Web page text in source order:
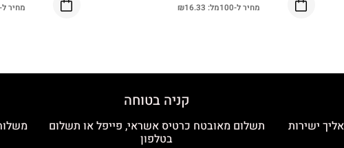
מחיר ל-100מל: ₪16.33 מחיר ל-100מל:
ישירות
קניה בטוחה
תשלום מאובטח כרטיס אשראי, פייפל או תשלום
בטלפון